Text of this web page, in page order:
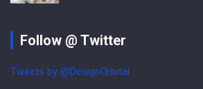
Follow @ Twitter
Tweets by @DesignOrbital